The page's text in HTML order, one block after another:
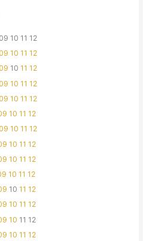
10 11 12
10 11 12
10 11 12
10 11 12
10 11 12
10 11 12
10 11 12
10 11 12
10 11 12
10 11 12
10 11 12
10 11 12
10 11 12
10 11 12